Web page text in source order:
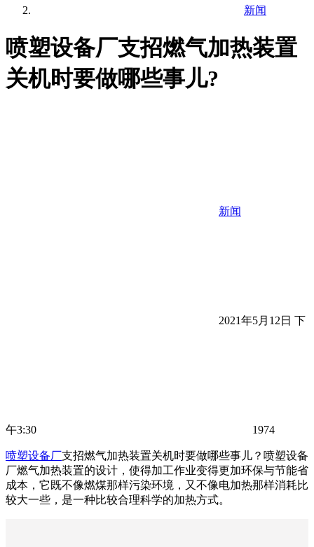
新闻
喷塑设备厂支招燃气加热装置
关机时要做哪些事儿?
新闻
2021年5月12日 下
午3:30 1974
喷塑设备厂支招燃气加热装置关机时要做哪些事儿？喷塑设备
厂燃气加热装置的设计，使得加工作业变得更加环保与节能省
成本，它既不像燃煤那样污染环境，又不像电加热那样消耗比
较大一些，是一种比较合理科学的加热方式。